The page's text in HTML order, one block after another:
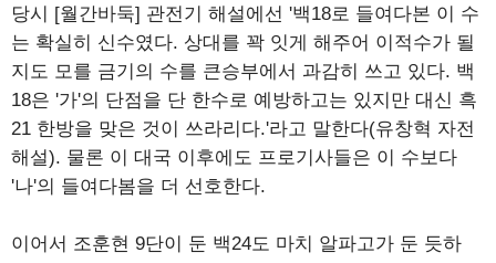
당시 [월간바둑] 관전기 해설에선 '백18로 들여다본 이 수
는 확실히 신수였다. 상대를 꽉 잇게 해주어 이적수가 될
지도 모를 금기의 수를 큰승부에서 과감히 쓰고 있다. 백
18은 '가'의 단점을 단 한수로 예방하고는 있지만 대신 흑
21 한방을 맞은 것이 쓰라리다.'라고 말한다(유창혁 자전
해설). 물론 이 대국 이후에도 프로기사들은 이 수보다
'나'의 들여다봄을 더 선호한다.
이어서 조훈현 9단이 둔 백24도 마치 알파고가 둔 듯하